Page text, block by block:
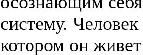
систему.
котором он